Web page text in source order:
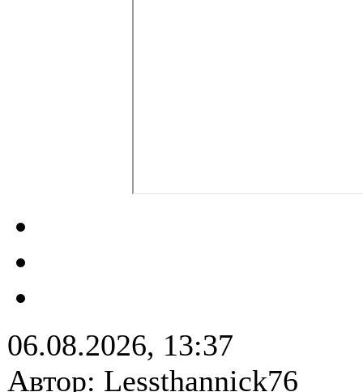
06.08.2026, 13:37
Автор: Lessthannick76